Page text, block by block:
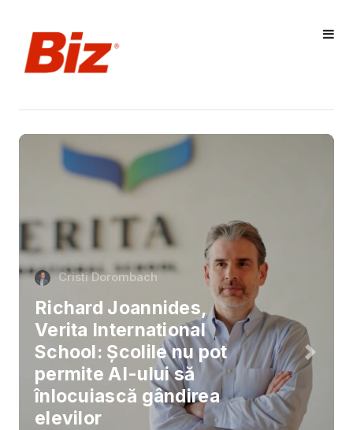
Cristi Dorombach
Richard Joannides,
Verita International
School: Școlile nu pot
permite AI-ului să
înlocuiască gândirea
elevilor